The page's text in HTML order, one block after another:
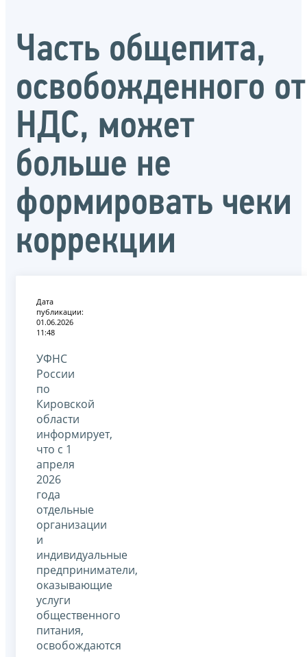
Часть общепита,
освобожденного от
НДС, может
больше не
формировать чеки
коррекции
Дата
публикации:
01.06.2026
11:48
УФНС
России
по
Кировской
области
информирует,
что с 1
апреля
2026
года
отдельные
организации
и
индивидуальные
предприниматели,
оказывающие
услуги
общественного
питания,
освобождаются